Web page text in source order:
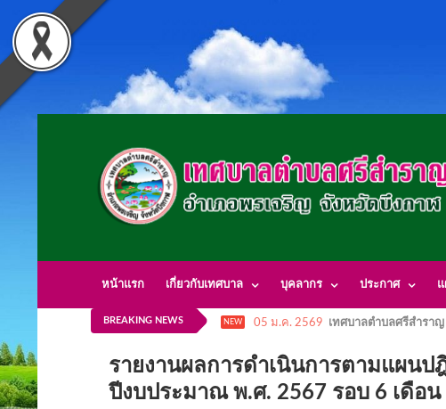
หน้าแรก เกี่ยวกับเทศบาล บุคลากร ประกาศ
BREAKING NEWS NEW 05 ม.ค. 2569 เทศบาลตำบลศรีสำรา
รายงานผลการดำเนินการตามแผน
ปีงบประมาณ พ.ศ. 2567 รอบ 6 เดือน